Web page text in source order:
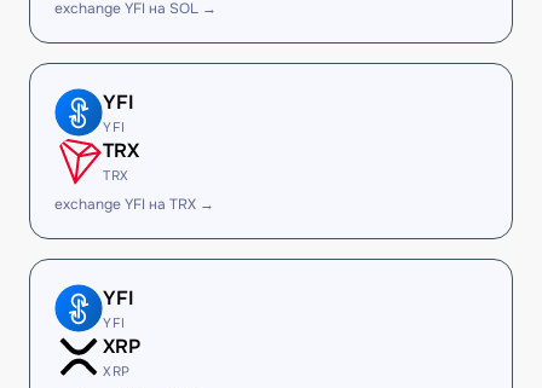
exchange YFI на SOL →
YFI
YFI
TRX
TRX
exchange YFI на TRX →
YFI
YFI
XRP
XRP